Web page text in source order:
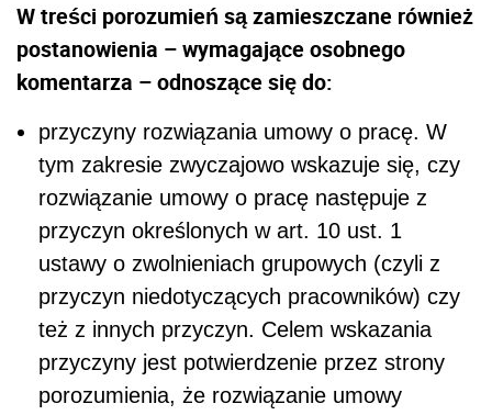
W treści porozumień są zamieszczane również
postanowienia – wymagające osobnego
komentarza – odnoszące się do:
przyczyny rozwiązania umowy o pracę. W
tym zakresie zwyczajowo wskazuje się, czy
rozwiązanie umowy o pracę następuje z
przyczyn określonych w art. 10 ust. 1
ustawy o zwolnieniach grupowych (czyli z
przyczyn niedotyczących pracowników) czy
też z innych przyczyn. Celem wskazania
przyczyny jest potwierdzenie przez strony
porozumienia, że rozwiązanie umowy